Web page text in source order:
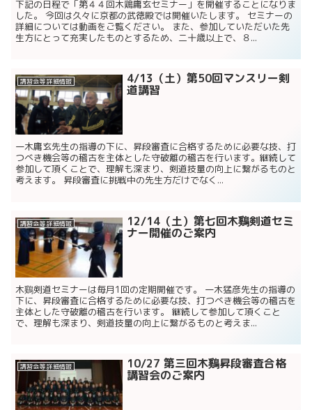
下記の日程で「第４４回木鶏庸玄セミナー」を開催することになりま
した。 今回は久々に京都の武徳殿では開催いたします。 セミナーの
詳細については動画をご覧ください。 また、参加していただいた先
生方にとって充実したものとするため、二十歳以上で、８...
講習会等 詳細情報 4/13（土）第50回マンスリー剣
道講習
一木庸玄先生の指導の下に、昇段審査に合格するために必要な技、打
つべき機会等の稽古を主体とした守破離の稽古を行います。継続して
参加して頂くことで、理解も深まり、剣道技量の向上に繋がるものと
考えます。 昇段審査に挑戦中の先生方だけでなく...
講習会等 詳細情報 12/14（土）第七回木鷄剣道セミ
ナー開催のご案内
木鷄剣道セミナーは毎月1回の定期開催です。 一木猛彦先生の指導の
下に、昇段審査に合格するために必要な技、打つべき機会等の稽古を
主体とした守破離の稽古を行います。 継続して参加して頂くこと
で、理解も深まり、剣道技量の向上に繋がるものと考えま...
講習会等 詳細情報 10/27 第三回木鷄昇段審査合格
講習会のご案内